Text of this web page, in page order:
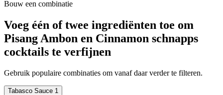
Bouw een combinatie
Voeg één of twee ingrediënten toe om
Pisang Ambon en Cinnamon schnapps
cocktails te verfijnen
Gebruik populaire combinaties om vanaf daar verder te filteren.
Tabasco Sauce 1